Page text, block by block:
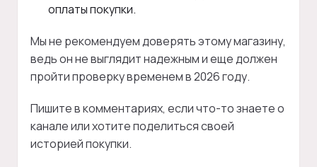
оплаты покупки.
Мы не рекомендуем доверять этому магазину,
ведь он не выглядит надежным и еще должен
пройти проверку временем в 2026 году.
Пишите в комментариях, если что-то знаете о
канале или хотите поделиться своей
историей покупки.